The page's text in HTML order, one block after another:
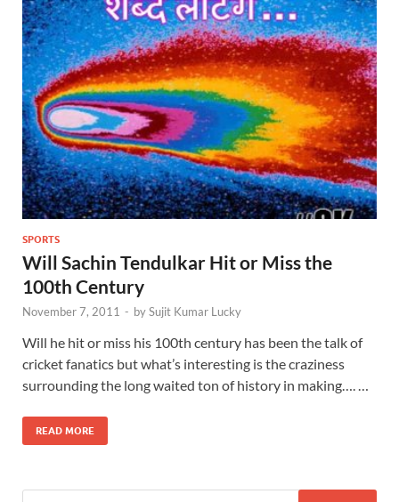
SPORTS
Will Sachin Tendulkar Hit or Miss the
100th Century
November 7, 2011 - bySujit Kumar Lucky
Will he hit or miss his 100th century has been the talk of
cricket fanatics but what’s interesting is the craziness
surrounding the long waited ton of history in making…. …
READ MORE